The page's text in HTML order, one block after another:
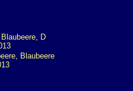
Blaubeere